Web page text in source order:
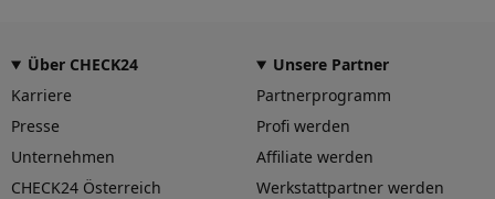
Freigabe
Gutachten Link
-
Fahrzeug wählen und Felgengutachten erhalten
Über CHECK24
Karriere
Presse
Unternehmen
CHECK24 Österreich
Unsere Partner
Partnerprogramm
Profi werden
Affiliate werden
Werkstattpartner werden